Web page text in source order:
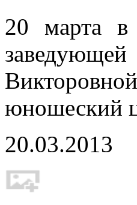
20 марта в
юношеский
20.03.2013